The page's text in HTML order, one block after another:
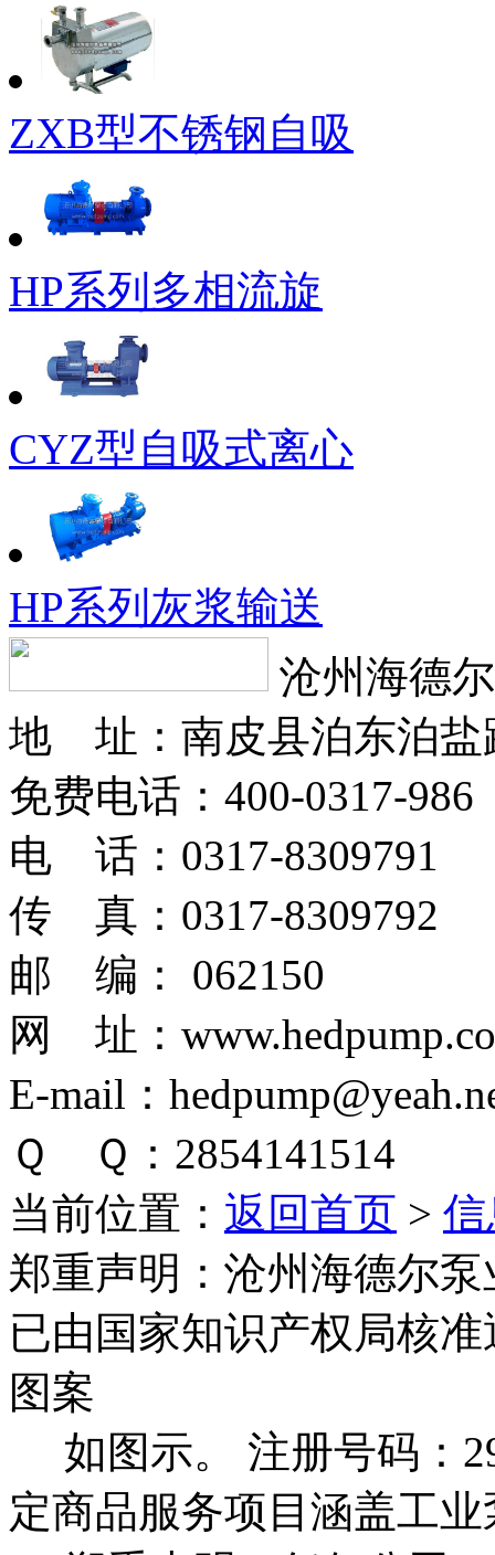
ZXB型不锈钢自吸
HP系列多相流旋
CYZ型自吸式离心
HP系列灰浆输送
沧州海德
地 址：南皮县泊东泊盐
免费电话：400-0317-986
电 话：0317-8309791
传 真：0317-8309792
邮 编： 062150
网 址：
E-mail：
Ｑ Ｑ：2854141514
当前位置： 返回首页 >
郑重声明： 沧州海德尔
已由国家知识产权局核
图案
如图示。 注册号码：
定商品服务项目涵盖工